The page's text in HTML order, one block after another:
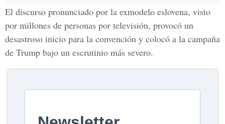
El discurso pronunciado por la exmodelo eslovena, visto
por millones de personas por televisión, provocó un
desastroso inicio para la convención y colocó a la campaña
de Trump bajo un escrutinio más severo.